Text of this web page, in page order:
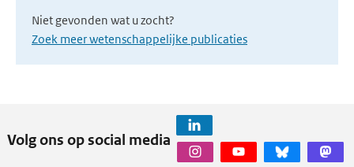
Niet gevonden wat u zocht?
Zoek meer wetenschappelijke publicaties
Volg ons op social media